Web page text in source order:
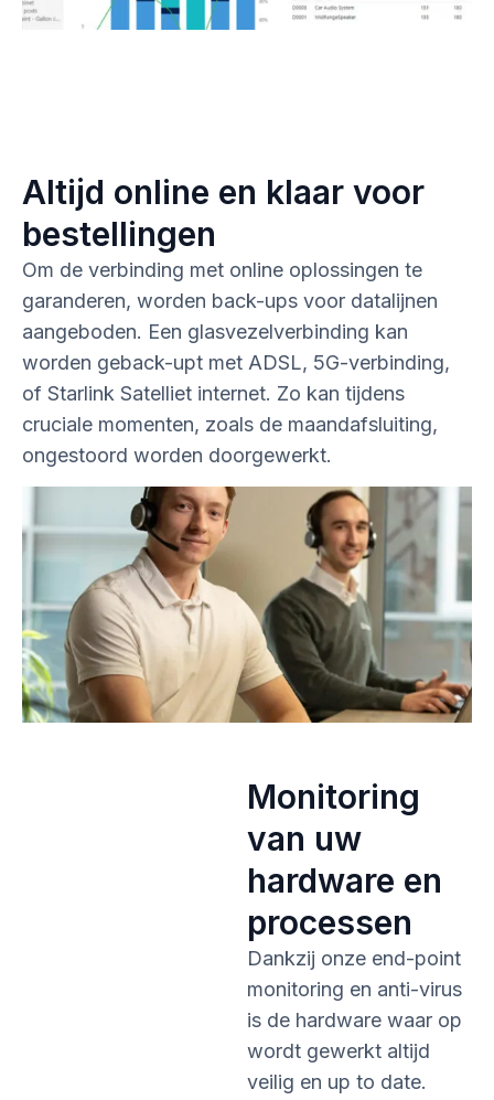
Altijd online en klaar voor
bestellingen
Om de verbinding met online oplossingen te
garanderen, worden back-ups voor datalijnen
aangeboden. Een glasvezelverbinding kan
worden geback-upt met ADSL, 5G-verbinding,
of Starlink Satelliet internet. Zo kan tijdens
cruciale momenten, zoals de maandafsluiting,
ongestoord worden doorgewerkt.
Monitoring
van uw
hardware en
processen
Dankzij onze end-point
monitoring en anti-virus
is de hardware waar op
wordt gewerkt altijd
veilig en up to date.